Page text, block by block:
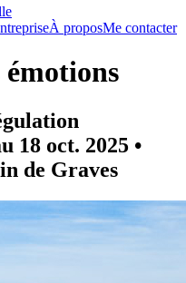
À proposMe contacter
émotions
18 oct. 2025 •
de Graves